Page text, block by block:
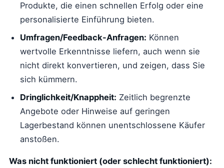
Produkte, die einen schnellen Erfolg oder eine
personalisierte Einführung bieten.
Umfragen/Feedback-Anfragen: Können
wertvolle Erkenntnisse liefern, auch wenn sie
nicht direkt konvertieren, und zeigen, dass Sie
sich kümmern.
Dringlichkeit/Knappheit: Zeitlich begrenzte
Angebote oder Hinweise auf geringen
Lagerbestand können unentschlossene Käufer
anstoßen.
Was nicht funktioniert (oder schlecht funktioniert):